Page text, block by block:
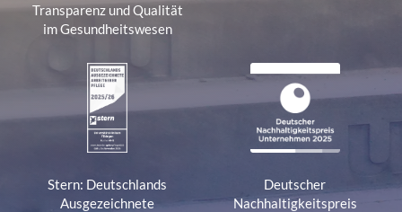
Transparenz und Qualität
im Gesundheitswesen
Stern: Deutschlands
Ausgezeichnete
Deutscher
Nachhaltigkeitspreis